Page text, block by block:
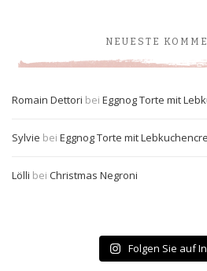
NEUESTE
Romain Dettori bei Eggnog Torte mit
Sylvie bei Eggnog Torte mit
Lölli bei Christmas Negroni
Folgen Sie auf